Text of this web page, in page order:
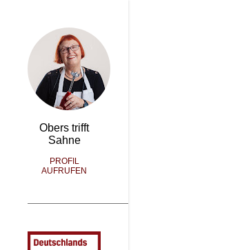
Obers trifft
Sahne
PROFIL
AUFRUFEN